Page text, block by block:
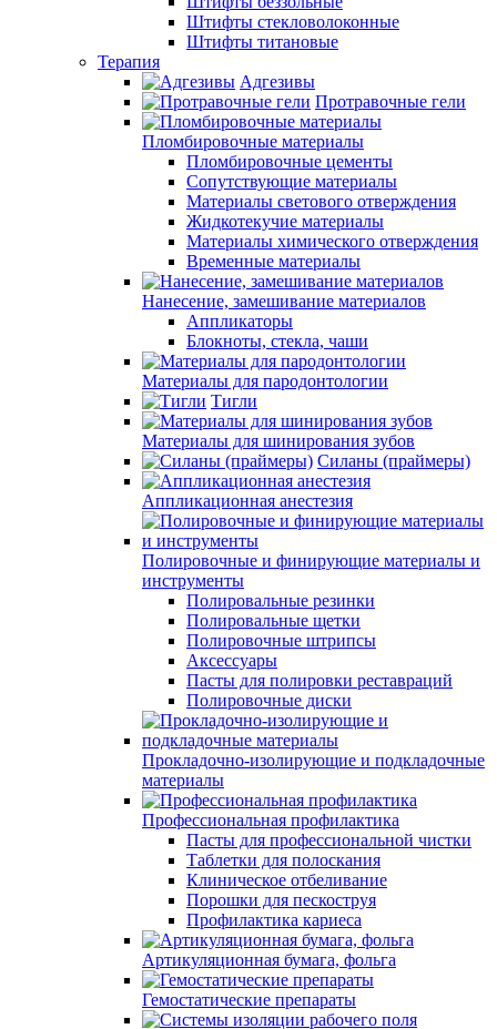
Штифты стекловолоконные
Штифты титановые
Терапия
Адгезивы
Протравочные гели
Пломбировочные материалы
Пломбировочные цементы
Сопутствующие материалы
Материалы светового отверждения
Жидкотекучие материалы
Материалы химического отверждения
Временные материалы
Нанесение, замешивание материалов
Аппликаторы
Блокноты, стекла, чаши
Материалы для пародонтологии
Тигли
Материалы для шинирования зубов
Силаны (праймеры)
Аппликационная анестезия
Полировочные и финирующие материалы и
инструменты
Полировальные резинки
Полировальные щетки
Полировочные штрипсы
Аксессуары
Пасты для полировки реставраций
Полировочные диски
Прокладочно-изолирующие и подкладочные
материалы
Профессиональная профилактика
Пасты для профессиональной чистки
Таблетки для полоскания
Клиническое отбеливание
Порошки для пескоструя
Профилактика кариеса
Артикуляционная бумага, фольга
Гемостатические препараты